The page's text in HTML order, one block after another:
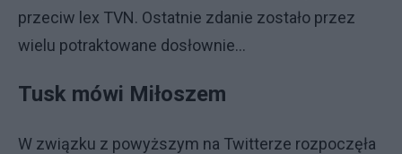
przeciw lex TVN. Ostatnie zdanie zostało przez
wielu potraktowane dosłownie...
Tusk mówi Miłoszem
W związku z powyższym na Twitterze rozpoczęła